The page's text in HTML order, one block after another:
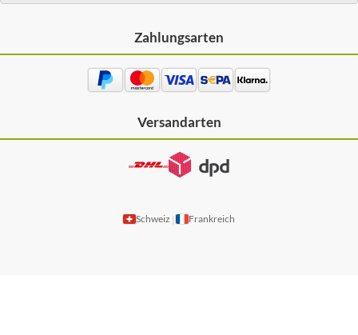
Zahlungsarten
Versandarten
Schweiz | Frankreich